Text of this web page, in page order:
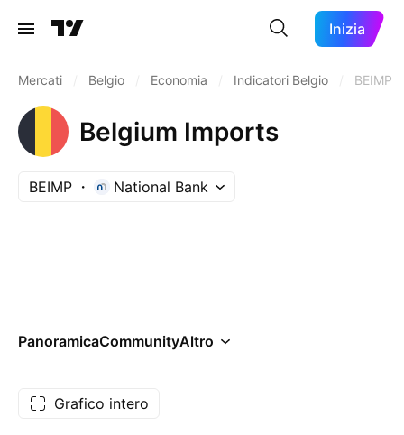
Inizia
Mercati Belgio Economia Indicatori Belgio BEIMP
Belgium Imports
BEIMP National Bank
PanoramicaCommunityAltro
Grafico intero